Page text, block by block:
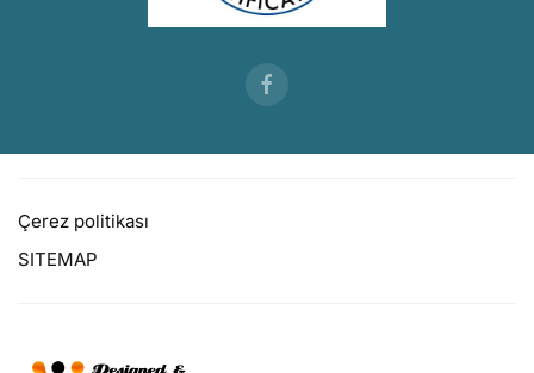
Çerez politikası
SITEMAP